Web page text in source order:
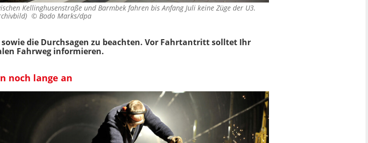
Kellinghusenstraße und Barmbek fahren bis Anfang Juli keine Züge der U3.
© Bodo Marks/dpa
die Durchsagen zu beachten. Vor Fahrtantritt solltet Ihr
Fahrweg informieren.
noch lange an